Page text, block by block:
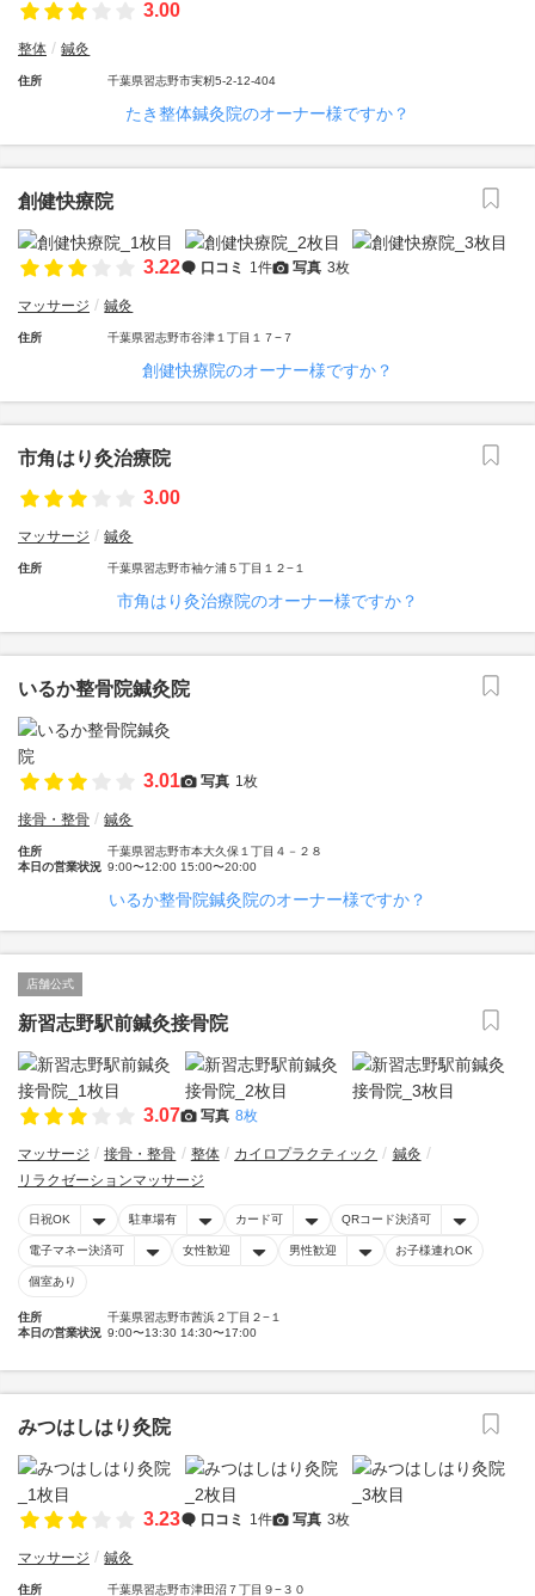
3.00
整体 鍼灸
住所 千葉県習志野市実籾5-2-12-404
たき整体鍼灸院のオーナー様ですか？
創健快療院
3.22 口コミ 1件 写真 3枚
マッサージ 鍼灸
住所 千葉県習志野市谷津１丁目１７−７
創健快療院のオーナー様ですか？
市角はり灸治療院
3.00
マッサージ 鍼灸
住所 千葉県習志野市袖ケ浦５丁目１２−１
市角はり灸治療院のオーナー様ですか？
いるか整骨院鍼灸院
3.01 写真 1枚
接骨・整骨 鍼灸
住所
千葉県習志野市本大久保１丁目４－２８
本日の営業状況 9:00〜12:00 15:00〜20:00
いるか整骨院鍼灸院のオーナー様ですか？
店舗公式
新習志野駅前鍼灸接骨院
3.07 写真 8枚
マッサージ 接骨・整骨 整体 カイロプラクティック
鍼灸
リラクゼーションマッサージ
日祝OK 駐車場有 カード可 QRコード決済可
電子マネー決済可 女性歓迎 男性歓迎 お子様連れOK
個室あり
住所
千葉県習志野市茜浜２丁目２−１
本日の営業状況 9:00〜13:30 14:30〜17:00
みつはしはり灸院
3.23 口コミ 1件 写真 3枚
マッサージ 鍼灸
住所 千葉県習志野市津田沼７丁目９−３０